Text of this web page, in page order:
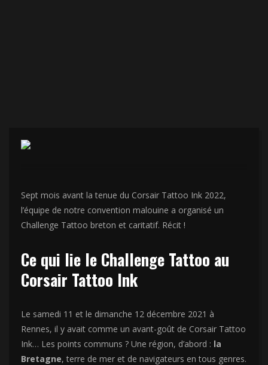
Sept mois avant la tenue du Corsair Tattoo Ink 2022,
l’équipe de notre convention malouine a organisé un
Challenge Tattoo breton et caritatif. Récit !
Ce qui lie le Challenge Tattoo au
Corsair Tattoo Ink
Le samedi 11 et le dimanche 12 décembre 2021 à
Rennes, il y avait comme un avant-goût de Corsair Tattoo
Ink… Les points communs ? Une région, d’abord : la
Bretagne, terre de mer et de navigateurs en tous genres.